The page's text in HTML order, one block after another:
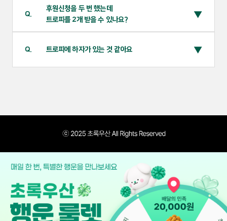
Q.
후원신청을 두 번 했는데
트로피를 2개 받을 수 있나요?
Q. 트로피에 하자가 있는 것 같아요